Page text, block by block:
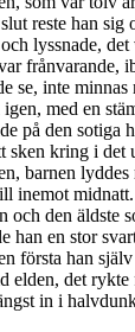
reste han sig
lyssnade,
frånvarande,
se, inte minnas
med en
på den sotiga
sken kring i det
barnen lyddes
inemot
den äldste
han en stor
första han
elden, det rykte
in i